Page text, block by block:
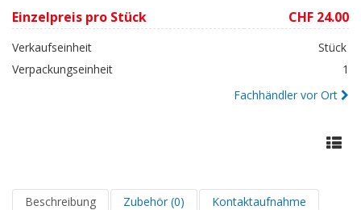
Einzelpreis pro Stück CHF 24.00
Verkaufseinheit
Stück
Verpackungseinheit
1
Fachhändler vor Ort
Beschreibung Zubehör (0) Kontaktaufnahme